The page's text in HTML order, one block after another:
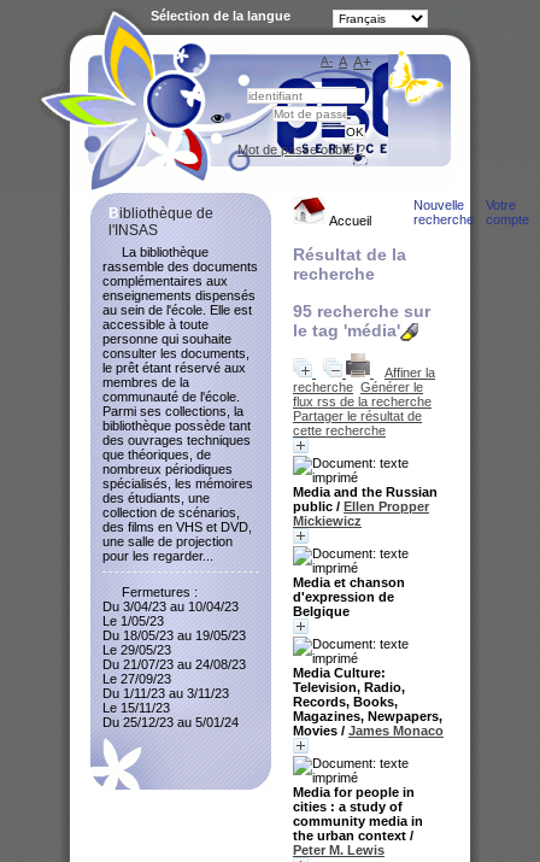
Accueil
Nouvelle
recherche
Votre
compte
Résultat de la
recherche
95 recherche sur
le tag 'média'
Affiner la
recherche Générer le
flux rss de la recherche
Partager le résultat de
cette recherche
Media and the Russian
public / Ellen Propper
Mickiewicz
Media et chanson
d'expression de
Belgique
Media Culture:
Television, Radio,
Records, Books,
Magazines, Newpapers,
Movies / James Monaco
Media for people in
cities : a study of
community media in
the urban context /
Peter M. Lewis
Bibliothèque de
l'INSAS
La bibliothèque
rassemble des documents
complémentaires aux
enseignements dispensés
au sein de l'école. Elle est
accessible à toute
personne qui souhaite
consulter les documents,
le prêt étant réservé aux
membres de la
communauté de l'école.
Parmi ses collections, la
bibliothèque possède tant
des ouvrages techniques
que théoriques, de
nombreux périodiques
spécialisés, les mémoires
des étudiants, une
collection de scénarios,
des films en VHS et DVD,
une salle de projection
pour les regarder...
Fermetures :
Du 3/04/23 au 10/04/23
Le 1/05/23
Du 18/05/23 au 19/05/23
Le 29/05/23
Du 21/07/23 au 24/08/23
Le 27/09/23
Du 1/11/23 au 3/11/23
Le 15/11/23
Du 25/12/23 au 5/01/24
A- A A+
Sélection de la langue
Mot de passe oublié ?